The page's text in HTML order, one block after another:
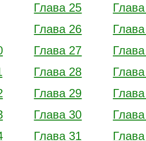
Глава 25
Глава 26
Глава 27
Глава 28
Глава 29
Глава 30
Глава 31